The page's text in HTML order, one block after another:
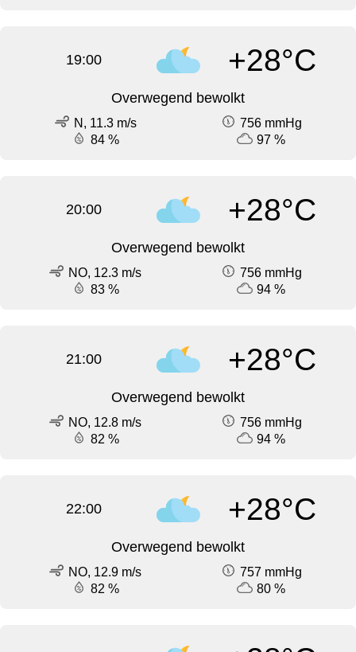
19:00 +28°C
Overwegend bewolkt
N, 11.3 m/s
756 mmHg
84 %
97 %
20:00 +28°C
Overwegend bewolkt
NO, 12.3 m/s
756 mmHg
83 %
94 %
21:00 +28°C
Overwegend bewolkt
NO, 12.8 m/s
756 mmHg
82 %
94 %
22:00 +28°C
Overwegend bewolkt
NO, 12.9 m/s
757 mmHg
82 %
80 %